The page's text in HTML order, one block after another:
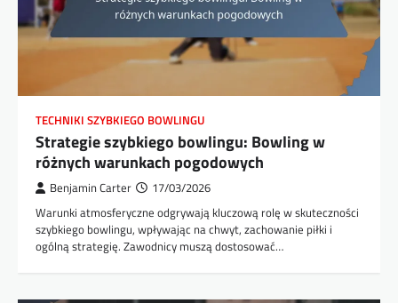
TECHNIKI SZYBKIEGO BOWLINGU
Strategie szybkiego bowlingu: Bowling w
różnych warunkach pogodowych
Benjamin Carter 17/03/2026
Warunki atmosferyczne odgrywają kluczową rolę w skuteczności
szybkiego bowlingu, wpływając na chwyt, zachowanie piłki i
ogólną strategię. Zawodnicy muszą dostosować…